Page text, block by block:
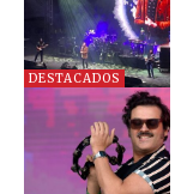
DESTACADOS